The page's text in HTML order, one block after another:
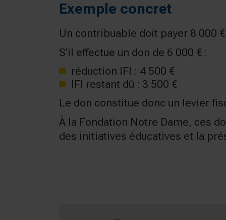
Exemple concret
Un contribuable doit payer 8 000 €
S’il effectue un don de 6 000 € :
réduction IFI : 4 500 €
IFI restant dû : 3 500 €
Le don constitue donc un levier
À la Fondation Notre Dame, ces
des initiatives éducatives et la